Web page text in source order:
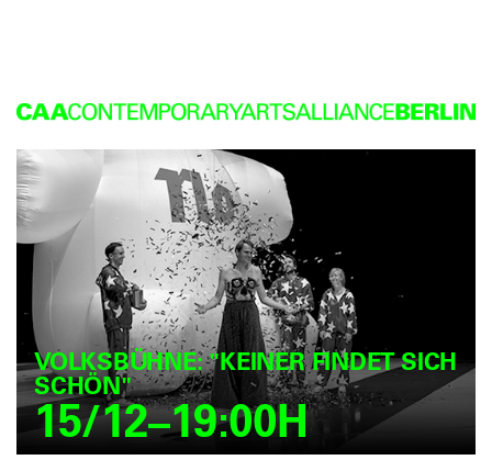
VOLKSBÜHNE: "KEINER FINDET SICH
SCHÖN"
15/12–19:00H